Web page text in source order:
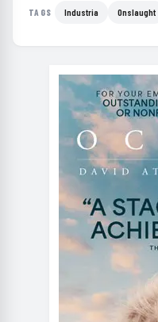
TAGS Industria Onslaught